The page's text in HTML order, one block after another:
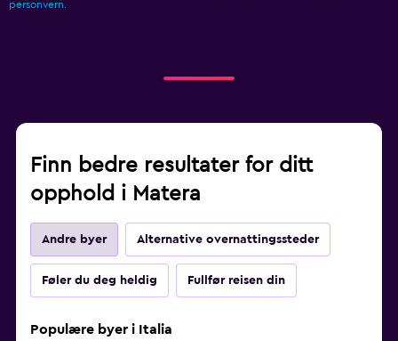
personvern.
Finn bedre resultater for ditt
opphold i Matera
Andre byer Alternative overnattingssteder
Føler du deg heldig Fullfør reisen din
Populære byer i Italia